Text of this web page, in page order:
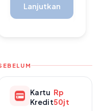
Lanjutkan
Kartu
Kredit
Rp
50jt